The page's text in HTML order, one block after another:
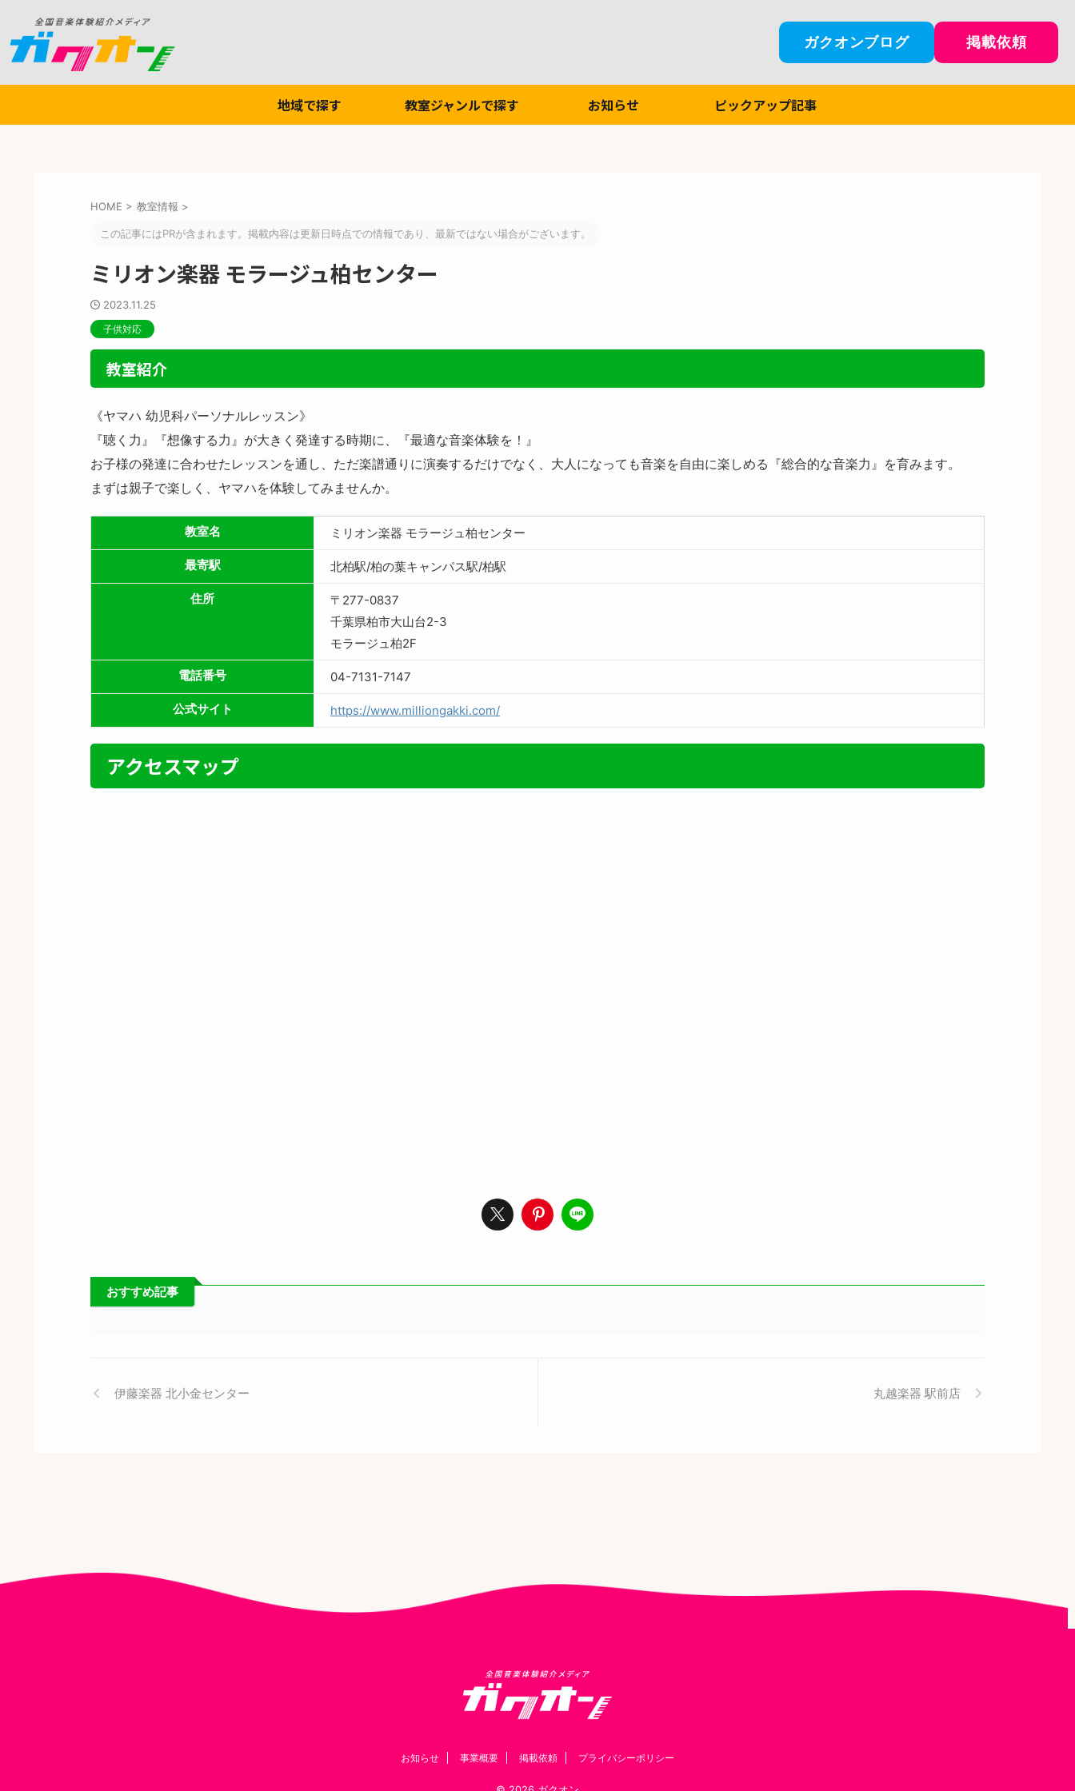
ガクオンブログ 掲載依頼
地域で探す 教室ジャンルで探す お知らせ ピックアップ記事
HOME > 教室情報 >
この記事にはPRが含まれます。掲載内容は更新日時点での情報であり、最新ではない場合がございます。
ミリオン楽器 モラージュ柏センター
2023.11.25
子供対応
教室紹介
《ヤマハ 幼児科パーソナルレッスン》
『聴く力』『想像する力』が大きく発達する時期に、『最適な音楽体験を！』
お子様の発達に合わせたレッスンを通し、ただ楽譜通りに演奏するだけでなく、大人になっても音楽を自由に楽しめる『総合的な音楽力』を育みます。
まずは親子で楽しく、ヤマハを体験してみませんか。
教室名 ミリオン楽器 モラージュ柏センター
最寄駅 北柏駅/柏の葉キャンパス駅/柏駅
住所
〒277-0837
千葉県柏市大山台2-3
モラージュ柏2F
電話番号 04-7131-7147
公式サイト https://www.milliongakki.com/
アクセスマップ
おすすめ記事
伊藤楽器 北小金センター 丸越楽器 駅前店
お知らせ 事業概要 掲載依頼 プライバシーポリシー